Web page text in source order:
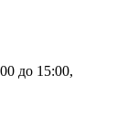
до 15:00,